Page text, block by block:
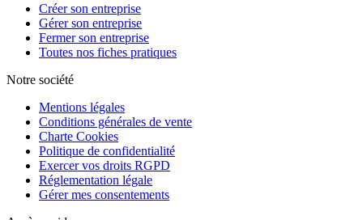
Créer son entreprise
Gérer son entreprise
Fermer son entreprise
Toutes nos fiches pratiques
Notre société
Mentions légales
Conditions générales de vente
Charte Cookies
Politique de confidentialité
Exercer vos droits RGPD
Réglementation légale
Gérer mes consentements